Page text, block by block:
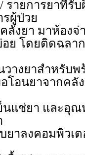
ายการยาที่รับ
ผู้ป่วย
ลังยา มาห้องจ่
อย โดยติดฉลา
างยาสำหรับ
อนยาจากคลั
แช่ยา และอุณ
าลงคอมพิวเต